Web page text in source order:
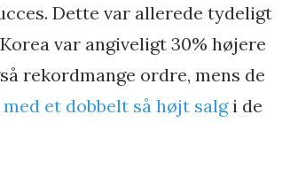
Dette var allerede tydeligt
var angiveligt 30% højere
rekordmange ordre, mens de
med et dobbelt så højt salgi de